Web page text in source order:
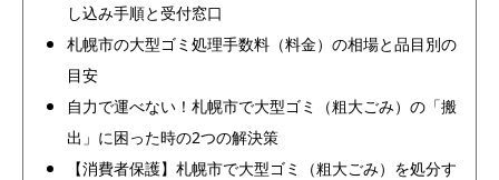
し込み手順と受付窓口
札幌市の大型ゴミ処理手数料（料金）の相場と品目別の
目安
自力で運べない！札幌市で大型ゴミ（粗大ごみ）の「搬
出」に困った時の2つの解決策
【消費者保護】札幌市で大型ゴミ（粗大ごみ）を処分す